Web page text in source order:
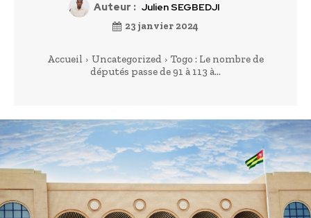
Auteur : Julien SEGBEDJI
23 janvier 2024
Accueil Uncategorized
Togo : Le nombre de
députés passe de 91 à 113 à...